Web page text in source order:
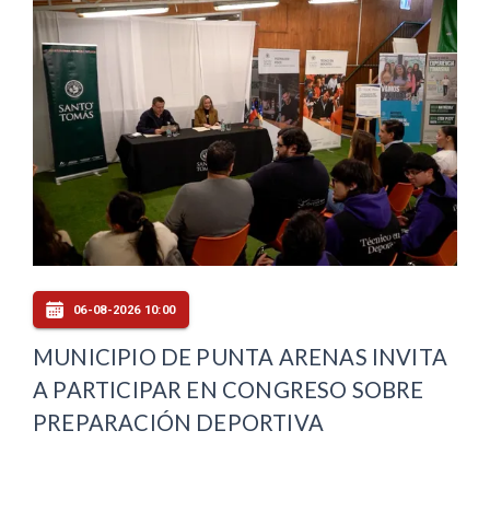
06-08-2026 10:00
MUNICIPIO DE PUNTA ARENAS INVITA
A PARTICIPAR EN CONGRESO SOBRE
PREPARACIÓN DEPORTIVA